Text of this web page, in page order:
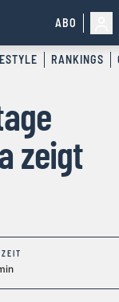
ABO
RANKINGS
zeigt